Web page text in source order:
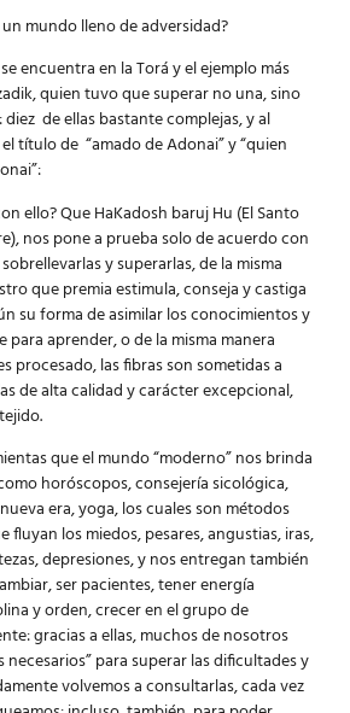
mundo lleno de adversidad?
encuentra en la Torá y el ejemplo más
quien tuvo que superar no una, sino
de ellas bastante complejas, y al
título de “amado de Adonai” y “quien
ello? Que HaKadosh baruj Hu (El Santo
nos pone a pruebasolo de acuerdo con
y superarlas, de la misma
que premia estimula, conseja y castiga
su forma de asimilar los conocimientos y
para aprender, o de la misma manera
procesado, las fibras son sometidas a
de alta calidad y carácter excepcional,
que el mundo “moderno” nos brinda
horóscopos,consejería sicológica,
era, yoga, los cuales son métodos
fluyan los miedos, pesares, angustias, iras,
depresiones, y nos entregan también
ser pacientes, tener energía
y orden, crecer en el grupo de
gracias a ellas, muchos de nosotros
necesarios” para superar las dificultades y
volvemos a consultarlas, cada vez